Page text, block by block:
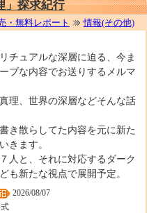
」探求紀行
・無料レポート 情報(その他)
チュアルな深層に迫る、今ま
ブな内容でお送りするメルマ
理、世界の深層などそんな話
き散らしてた内容を元に新た
きます。
人と、それに対応するダーク
も新たな視点で展開予定。
2026/08/07